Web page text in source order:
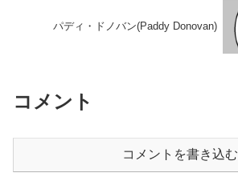
パディ・ドノバン(Paddy Donovan)
コメント
コメントを書き込む